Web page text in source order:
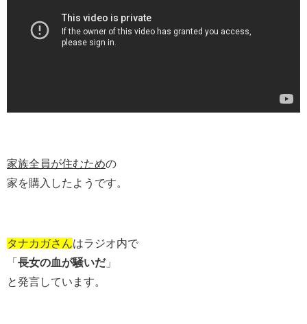
家族全員が住むための
家を購入したようです。
タナカガさん はラジオ内で
「 長女の血が騒いだ」
と発言しています。